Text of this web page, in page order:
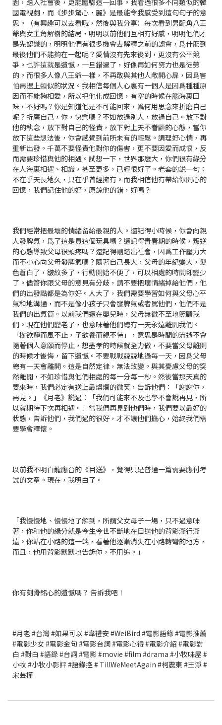
園，踏入社會後，更能體驗這一回事。我看過很多不同類似的韓
國電視劇，而《步步驚心•麗》是最能令我感受到這句句子的意
思。（有興趣可以去看哦，然後與我分享）每次看到男配角八王
爺與女主角解樹的結局，明明以前他們互相有好感，明明他們才
是先認識的，明明他們有很多機會去解釋之前的誤會，爲什麽到
最後他們不能夠在一起呢？愛情沒有先來後到，更沒有公平競
爭。也許這就是遺憾，一旦錯過了，好像再如何努力也是徒勞
的。而很多人像八王爺一樣，不再敢與其他人敞開心扉，因爲害
怕再遇上類似的狀況。我相信每個人心裏有一個人是因爲種種原
因而不能夠相愛，所以把他化成回憶，有空的時候在腦海裏回
味，不好嗎？你是知道他是不可能回來，爲何用思念來折磨自己
呢？折磨自己，你，快樂嗎？不如放過別人，放過自己。放下對
他的執念，放下對自己的怪責，放下對上天不眷顧的心態，當你
放下這些想法後，你會感覺到前所未有的輕鬆。調理好心情，再
重新出發。千萬不要怪責他對你的傷害，更不要因愛而成恨，反
而需要珍惜與他的相遇。試想一下，世界那麽大，你們很有緣分
在人海裏相遇、相識，甚至更多，已經很好了。老套的説一句：
不在乎天長地久，只在乎曾經擁有。而我相信他有帶給你開心的
回憶，我們記住他的好，原諒他的錯，好嗎？
我們經常把最壞的情緒留給最親的人。還記得小時候，你會向親
人發脾氣，爲了這是買這個玩具嗎？還記得青春期的時候，叛逆
的心態導致父母很頭疼嗎？還記得剛踏出社會，因爲工作壓力大
而不小心向父母發脾氣嗎？隨著自己長大，父母的年紀變大，髮
色蒼白了，皺紋多了，行動開始不便了，可以相處的時間卻變少
了。儘管你跟父母的意見有分歧，請不要把壞情緒掉給他們，他
們的出發點都是為你好。人大了，我們需要學習如何與父母心平
氣和地溝通，而不是像小孩子只會發脾氣或者罵他們，他們不是
我們的出氣筒。以前我們還在嬰兒時，父母無微不至地照顧我
們。現在他們變老了，也意味著他們總有一天永遠離開我們。
「樹欲靜而風不止，子欲養而親不待」，意思是時間的流逝不會
隨著個人意願而停止，想盡孝的時候就全力做，不要當父母離開
的時候才後悔，留下遺憾。不要戰戰兢兢地過每一天，因爲父母
總有一天會離開。這是自然定律，無法改變。與其憂慮父母的突
然離開，不如珍惜與他們相處的每一分每一秒。然後當那天真的
要來時，我們必定有送上最燦爛的微笑，告訴他們：「謝謝你，
再見。」《月老》説過：「我們可能來不及也學不會說再見，所
以就期待下次再相遇。」當我們再見到他們時，我們要以最好的
狀態，告訴他們，我們過的很好，才不讓他們擔心，始終我們需
要學會釋懷。
以前我不明白龍應台的《目送》，覺得只是普通一篇需要應付考
試的文章。現在，我明白了。
「我慢慢地、慢慢地了解到，所謂父女母子一場，只不過意味
著，你和他的緣分就是今生今世不斷地在目送他的背影漸行漸
遠。你站在小路的這一端，看著他逐漸消失在小路轉彎的地方，
而且，他用背影默默地告訴你，不用追。」
你有刻骨銘心的遺憾嗎？ 告訴我吧！
#月老 #台灣 #如果可以 #韋禮安 #WeiBird #電影語錄 #電影推薦
#電影少女 #電影金句 #電影台詞 #電影心得 #電影介紹 #電影對
白 #對白 #語錄 #台詞 #電影 #movie #film #drama #小牧味屋 #
小牧 #小牧小影評 #語錄控 # TillWeMeetAgain #柯震東 #王淨 #
宋芸樺